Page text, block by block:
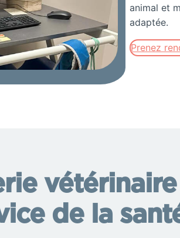
animal et
adaptée.
Prenez
de la